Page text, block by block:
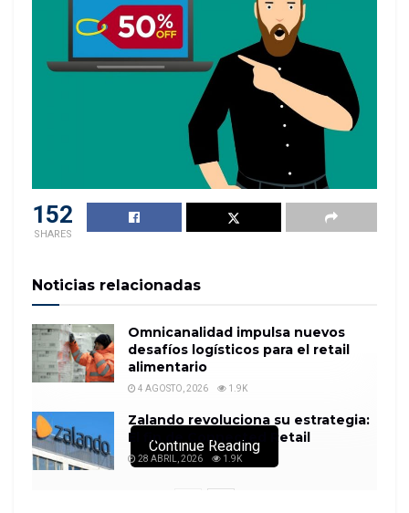
152
SHARES
Noticias relacionadas
Omnicanalidad impulsa nuevos
desafíos logísticos para el retail
alimentario
4 AGOSTO, 2026 1.9K
Zalando revoluciona su estrategia:
El fin de Connected Retail
28 ABRIL, 2026 1.9K
Continue Reading